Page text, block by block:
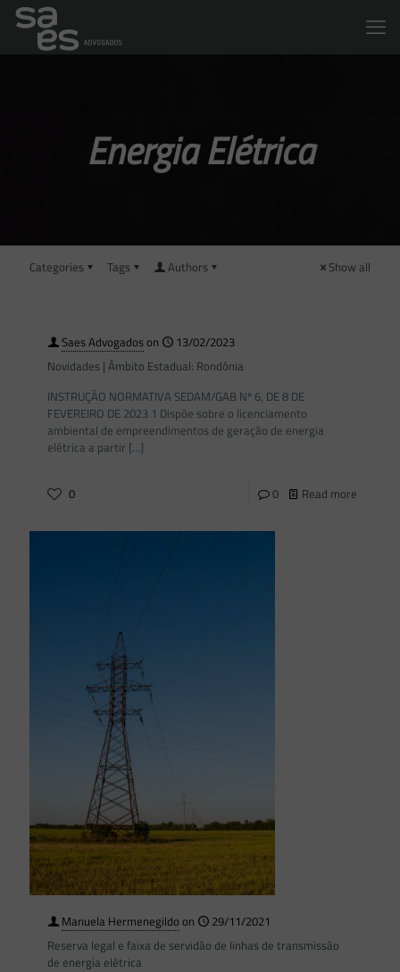
Energia Elétrica
Categories Tags Authors Show all
Saes Advogadoson
13/02/2023
Novidades | Âmbito Estadual: Rondônia
INSTRUÇÃO NORMATIVA SEDAM/GAB Nº 6, DE 8 DE
FEVEREIRO DE 2023 1 Dispõe sobre o licenciamento
ambiental de empreendimentos de geração de energia
elétrica a partir […]
0 0 Read more
Manuela Hermenegildo on
29/11/2021
Reserva legal e faixa de servidão de linhas de transmissão
de energia elétrica